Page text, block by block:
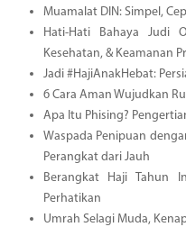
Muamalat DIN: Simpel,
Hati-Hati Bahaya Judi
Kesehatan, & Keamanan
Jadi #HajiAnakHebat:
6 Cara Aman Wujudkan
Apa Itu Phising?
Waspada Penipuan
Perangkat dari Jauh
Berangkat Haji Tahun
Perhatikan
Umrah Selagi Muda,